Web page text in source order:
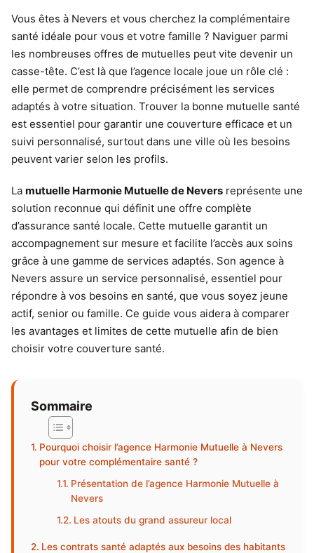
Vous êtes à Nevers et vous cherchez la complémentaire
santé idéale pour vous et votre famille ? Naviguer parmi
les nombreuses offres de mutuelles peut vite devenir un
casse-tête. C’est là que l’agence locale joue un rôle clé :
elle permet de comprendre précisément les services
adaptés à votre situation. Trouver la bonne mutuelle santé
est essentiel pour garantir une couverture efficace et un
suivi personnalisé, surtout dans une ville où les besoins
peuvent varier selon les profils.
La mutuelle Harmonie Mutuelle de Nevers représente une
solution reconnue qui définit une offre complète
d’assurance santé locale. Cette mutuelle garantit un
accompagnement sur mesure et facilite l’accès aux soins
grâce à une gamme de services adaptés. Son agence à
Nevers assure un service personnalisé, essentiel pour
répondre à vos besoins en santé, que vous soyez jeune
actif, senior ou famille. Ce guide vous aidera à comparer
les avantages et limites de cette mutuelle afin de bien
choisir votre couverture santé.
Sommaire
Pourquoi choisir l’agence Harmonie Mutuelle à Nevers
pour votre complémentaire santé ?
Présentation de l’agence Harmonie Mutuelle à
Nevers
Les atouts du grand assureur local
Les contrats santé adaptés aux besoins des habitants